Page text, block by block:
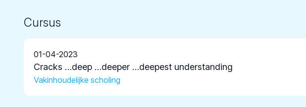
Cursus
01-04-2023
Cracks …deep …deeper …deepest understanding
Vakinhoudelijke scholing